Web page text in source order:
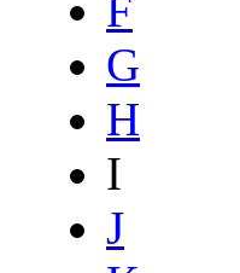
F
G
H
I
J